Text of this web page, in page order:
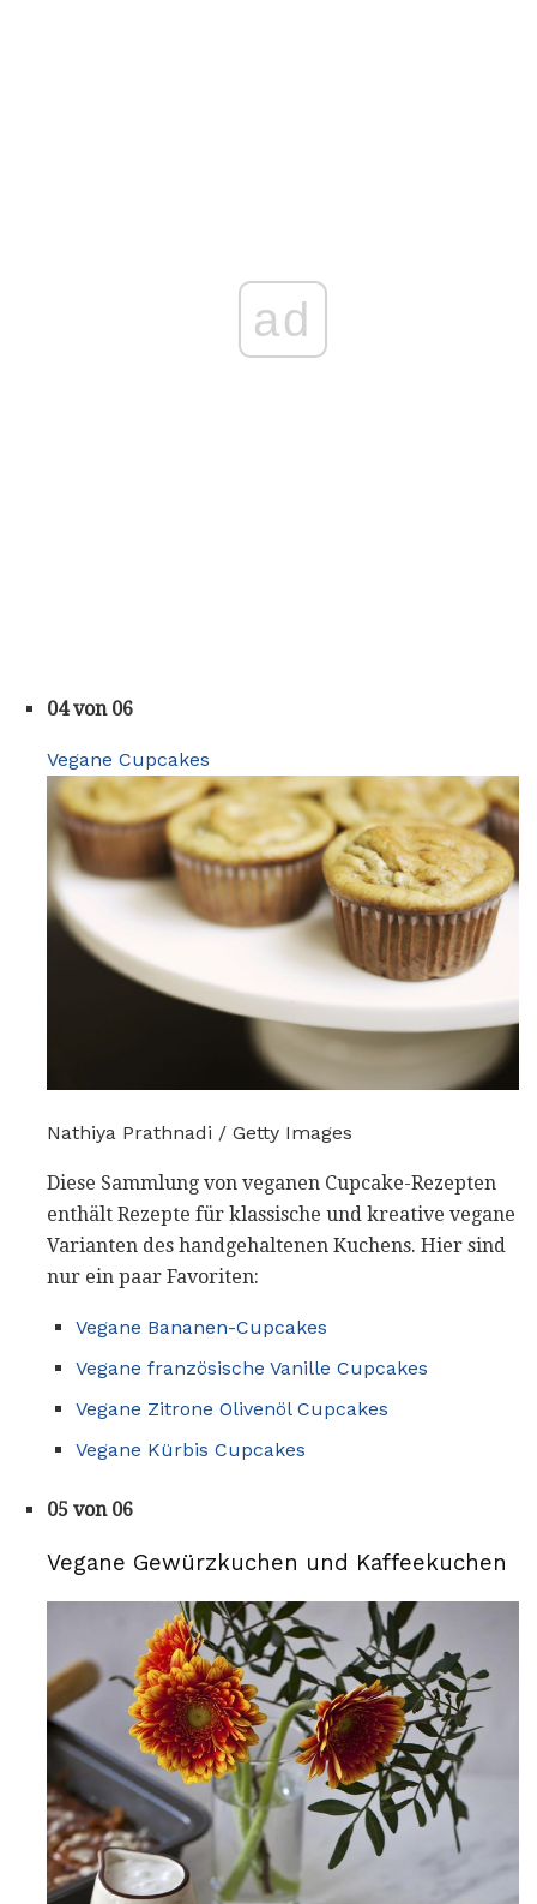
ad
04 von 06
Vegane Cupcakes
Nathiya Prathnadi / Getty Images
Diese Sammlung von veganen Cupcake-Rezepten
enthält Rezepte für klassische und kreative vegane
Varianten des handgehaltenen Kuchens. Hier sind
nur ein paar Favoriten:
Vegane Bananen-Cupcakes
Vegane französische Vanille Cupcakes
Vegane Zitrone Olivenöl Cupcakes
Vegane Kürbis Cupcakes
05 von 06
Vegane Gewürzkuchen und Kaffeekuchen